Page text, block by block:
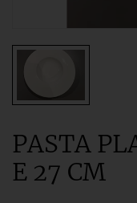
PASTA
E 27 CM